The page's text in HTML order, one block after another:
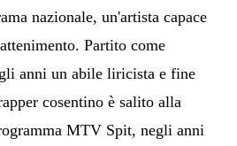
nazionale, un'artista capace
Partito come
anni un abile liricista e fine
cosentino è salito alla
MTV Spit, negli anni